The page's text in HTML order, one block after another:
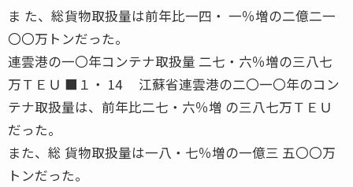
ま た、総貨物取扱量は前年比一四・ 一％増の二億二一
〇〇万トンだった。
連雲港の一〇年コンテナ取扱量 二七・六％増の三八七
万ＴＥＵ ■１・ 14 江蘇省連雲港の二〇一〇年のコン
テナ取扱量は、前年比二七・六％増 の三八七万ＴＥＵ
だった。
また、総 貨物取扱量は一八・七％増の一億三 五〇〇万
トンだった。